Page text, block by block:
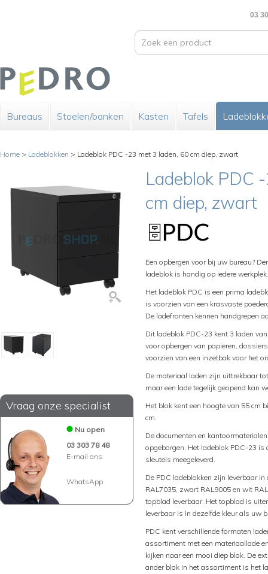
03
Bureaus Stoelen/banken Kasten Tafels
Home > Ladeblokken > Ladeblok PDC -23 met 3 laden, 60 cm diep, zwart
Vraag onze specialist
Nu open
03 303 78 48
E-mail ons
WhatsApp
Ladeblok PDC
cm diep, zwart
Een opbergen voor bij uw bureau?
ladeblok is handig op iedere werkplek.
Het ladeblok PDC is een prima
is voorzien van een krasvaste
De ladefronten kennen handgrepen
Dit ladeblok PDC-23 kent 3 laden
voor opbergen van papieren,
voorzien van een inzetbak voor het
De materiaal laden zijn uittrekbaar
maar een lade tegelijk geopend kan
Het blok kent een hoogte van 55 cm
cm.
De documenten en
opgeborgen. Het ladeblok PDC-23
sleutels meegeleverd.
De PDC ladeblokken zijn leverbaar
RAL7035, zwart RAL9005 en wit
topblad leverbaar. Het topblad is
leverbaar is in dezelfde kleur als uw
PDC kent verschillende formaten
assortiment met een materiaallade
kijken naar een mooi diep blok. De
ander blok in het assortiment is het